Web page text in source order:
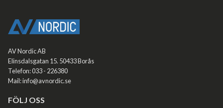
AV Nordic AB
Elinsdalsgatan 15. 50433 Borås
Telefon: 033 - 226380
Mail: info@avnordic.se
FÖLJ OSS